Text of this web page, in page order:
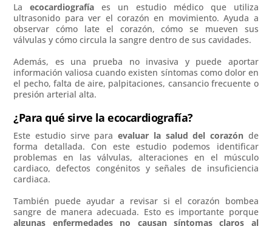
Laecocardiografía es un estudio médico que utiliza
ultrasonido para ver el corazón en movimiento. Ayuda a
observar cómo late el corazón, cómo se mueven sus
válvulas y cómo circula la sangre dentro de sus cavidades.
Además, es una prueba no invasiva y puede aportar
información valiosa cuando existen síntomas como dolor en
el pecho, falta de aire, palpitaciones, cansancio frecuente o
presión arterial alta.
¿Para qué sirve la ecocardiografía?
Este estudio sirve paraevaluar la salud del corazónde
forma detallada. Con este estudio podemos identificar
problemas en las válvulas, alteraciones en el músculo
cardiaco, defectos congénitos y señales de insuficiencia
cardiaca.
También puede ayudar a revisar si el corazón bombea
sangre de manera adecuada. Esto es importante porque
algunas enfermedades no causan síntomas claros al